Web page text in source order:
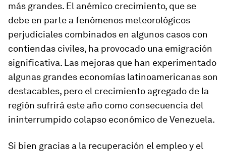
más grandes. El anémico crecimiento, que se
debe en parte a fenómenos meteorológicos
perjudiciales combinados en algunos casos con
contiendas civiles, ha provocado una emigración
significativa. Las mejoras que han experimentado
algunas grandes economías latinoamericanas son
destacables, pero el crecimiento agregado de la
región sufrirá este año como consecuencia del
ininterrumpido colapso económico de Venezuela.
Si bien gracias a la recuperación el empleo y el